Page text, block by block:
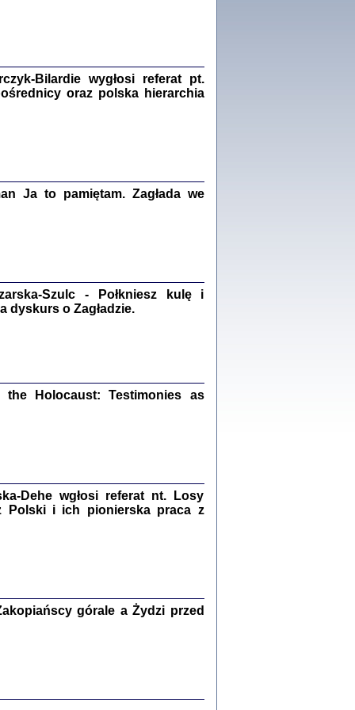
NAM KOLEJNA GODZINA ...
w ukryciu w latach 1943-1944
Engelking, tłum. z jidysz Monika
Bilardie wygłosi referat pt.
oraz polska hierarchia
Ja to pamiętam. Zagłada we
Szulc - Połkniesz kulę i
dyskurs o Zagładzie.
the Holocaust: Testimonies as
Dehe wgłosi referat nt. Losy
Polski i ich pionierska praca z
górale a Żydzi przed